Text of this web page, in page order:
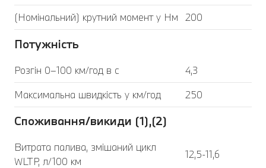
(Номінальний) крутний момент у Нм 200
Потужність
Розгін 0–100 км/год в с
4,3
Максимальна швидкість у км/год
250
Споживання/викиди (1),(2)
Витрата палива, змішаний цикл
WLTP, л/100 км
12,5-11,6